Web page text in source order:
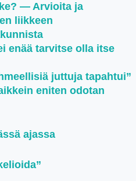
— Arvioita ja
liikkeen
enää tarvitse olla itse
juttuja tapahtui”
eniten odotan
ajassa